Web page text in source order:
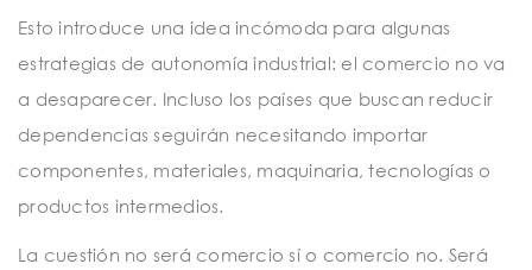
Esto introduce una idea incómoda para algunas
estrategias de autonomía industrial: el comercio no va
a desaparecer. Incluso los países que buscan reducir
dependencias seguirán necesitando importar
componentes, materiales, maquinaria, tecnologías o
productos intermedios.
La cuestión no será comercio sí o comercio no. Será